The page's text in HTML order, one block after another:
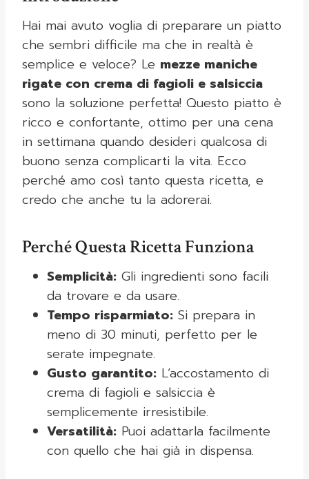
Hai mai avuto voglia di preparare un piatto
che sembri difficile ma che in realtà è
semplice e veloce? Le mezze maniche
rigate con crema di fagioli e salsiccia
sono la soluzione perfetta! Questo piatto è
ricco e confortante, ottimo per una cena
in settimana quando desideri qualcosa di
buono senza complicarti la vita. Ecco
perché amo così tanto questa ricetta, e
credo che anche tu la adorerai.
Perché Questa Ricetta Funziona
Semplicità: Gli ingredienti sono facili
da trovare e da usare.
Tempo risparmiato: Si prepara in
meno di 30 minuti, perfetto per le
serate impegnate.
Gusto garantito: L’accostamento di
crema di fagioli e salsiccia è
semplicemente irresistibile.
Versatilità: Puoi adattarla facilmente
con quello che hai già in dispensa.